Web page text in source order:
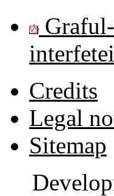
Credits
Legal
Sitemap